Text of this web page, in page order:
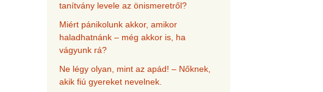
tanítvány levele az önismeretről?
Miért pánikolunk akkor, amikor
haladhatnánk – még akkor is, ha
vágyunk rá?
Ne légy olyan, mint az apád! – Nőknek,
akik fiú gyereket nevelnek.